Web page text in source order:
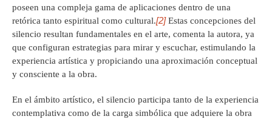
poseen una compleja gama de aplicaciones dentro de una
retórica tanto espiritual como cultural.[2]Estas concepciones del
silencio resultan fundamentales en el arte, comenta la autora, ya
que configuran estrategias para mirar y escuchar, estimulando la
experiencia artística y propiciando una aproximación conceptual
y consciente a la obra.
En el ámbito artístico, el silencio participa tanto de la experiencia
contemplativa como de la carga simbólica que adquiere la obra